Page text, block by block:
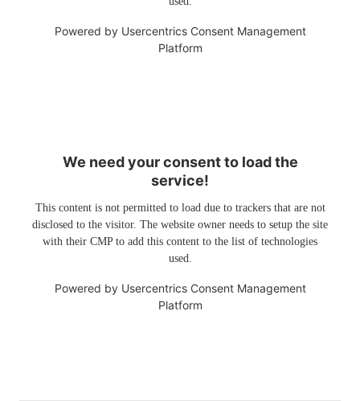
Powered by Usercentrics Consent Management
Platform
We need your consent to load the
service!
This content is not permitted to load due to trackers that are not
disclosed to the visitor. The website owner needs to setup the site
with their CMP to add this content to the list of technologies
used.
Powered by Usercentrics Consent Management
Platform